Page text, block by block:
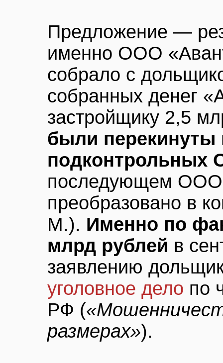
Предложение —
именно ООО
собрало с
собранных денег
застройщику 2,5
были перекинуты
подконтрольных
последующем ООО
преобразовано в
М.). Именно по
млрд рублей в
заявлению
уголовное дело по
РФ (
размерах»).